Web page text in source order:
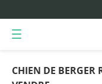
CHIEN DE